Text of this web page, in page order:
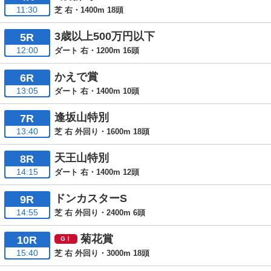
11:30 芝 右・1400m 18頭
5R
12:00
3歳以上500万円以下
ダート 右・1200m 16頭
6R
13:05
かえで賞
ダート 右・1400m 10頭
7R
13:40
逢坂山特別
芝 右 外回り・1600m 18頭
8R
14:15
天王山特別
ダート 右・1400m 12頭
9R
14:55
ドンカスターS
芝 右 外回り・2400m 6頭
10R
15:40
菊花賞
芝 右 外回り・3000m 18頭